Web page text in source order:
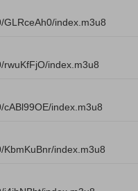
index.m3u8
index.m3u8
index.m3u8
index.m3u8